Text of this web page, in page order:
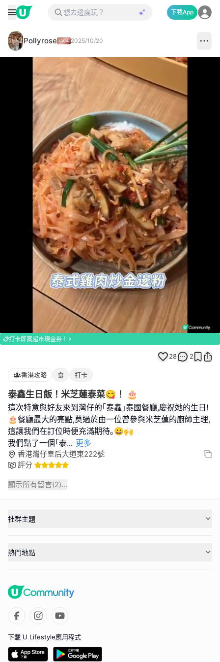
下載App
Pollyrose 2025/10/20
Loaded
100.00%
Unmute
打卡即賞超市現金券！
28 2
香港攻略 食 打卡
泰鑫生日飯！米芝蓮泰菜😋！ 🎂
這次特意與好友來到灣仔的｢泰鑫｣泰國餐廳,慶祝她的生日!
🎂餐廳最大的亮點,莫過於由一位曾參與米芝蓮的廚師主理,
這讓我們在訂位時便充滿期待｡😀🙌
我們點了一個｢泰... 更多
香港灣仔皇后大道東222號
評分
顯示所有留言(2)...
社群主題
熱門地點
下載 U Lifestyle應用程式